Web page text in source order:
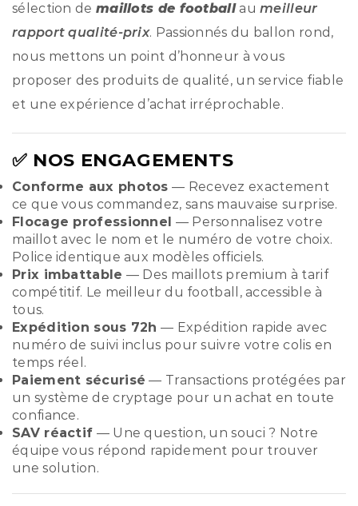
sélection de maillots de footballaumeilleur
rapport qualité-prix. Passionnés du ballon rond,
nous mettons un point d’honneur à vous
proposer des produits de qualité, un service fiable
et une expérience d’achat irréprochable.
✅ NOS ENGAGEMENTS
Conforme aux photos — Recevez exactement
ce que vous commandez, sans mauvaise surprise.
Flocage professionnel — Personnalisez votre
maillot avec le nom et le numéro de votre choix.
Police identique aux modèles officiels.
Prix imbattable — Des maillots premium à tarif
compétitif. Le meilleur du football, accessible à
tous.
Expédition sous 72h — Expédition rapide avec
numéro de suivi inclus pour suivre votre colis en
temps réel.
Paiement sécurisé — Transactions protégées par
un système de cryptage pour un achat en toute
confiance.
SAV réactif — Une question, un souci ? Notre
équipe vous répond rapidement pour trouver
une solution.